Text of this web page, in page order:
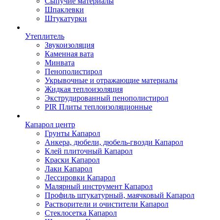
Шпаклевки
Штукатурки
Утеплитель
Звукоизоляция
Каменная вата
Минвата
Пенополистирол
Укрывочные и отражающие материалы
Жидкая теплоизоляция
Экструдированный пенополистирол
PIR Плиты теплоизоляционные
Капарол центр
Грунты Капарол
Анкера, дюбели, дюбель-гвозди Капарол
Клей плиточный Капарол
Краски Капарол
Лаки Капарол
Лессировки Капарол
Малярный инструмент Капарол
Профиль штукатурный, маячковый Капарол
Растворители и очистители Капарол
Cтеклосетка Капарол